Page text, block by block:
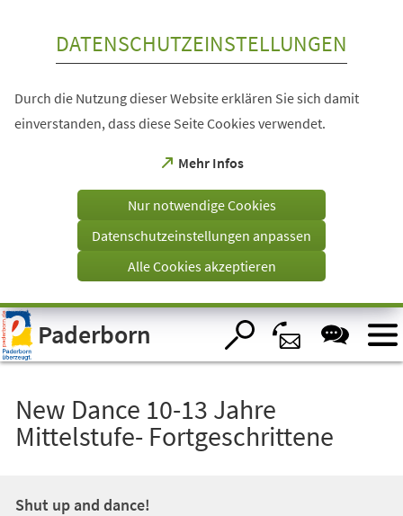
Visuelle
Assistenzsoftware
öffnen.
DATENSCHUTZEINSTELLUNGEN
Durch die Nutzung dieser Website erklären Sie sich damit
einverstanden, dass diese Seite Cookies verwendet.
Mehr Infos
(Öffnet
einem
Tab)
Nur notwendige Cookies
Datenschutzeinstellungen anpassen
Alle Cookies akzeptieren
Paderborn
New Dance 10-13 Jahre
Mittelstufe- Fortgeschrittene
Shut up and dance!